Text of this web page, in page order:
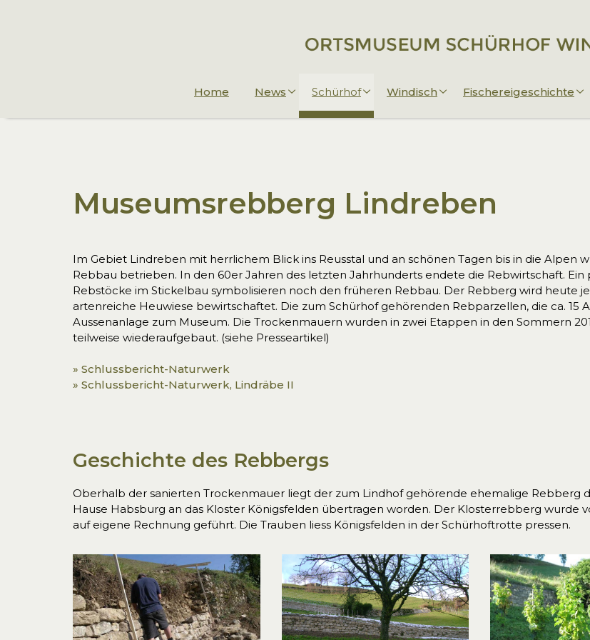
Home News Schürhof Windisch Fischereigeschichte
Museumsrebberg Lindreben
Im Gebiet Lindreben mit herrlichem Blick ins Reusstal und an schönen Tagen bis in die Alpen
Rebbau betrieben. In den 60er Jahren des letzten Jahrhunderts endete die Rebwirtschaft. Ein
Rebstöcke im Stickelbau symbolisieren noch den früheren Rebbau. Der Rebberg wird heute
artenreiche Heuwiese bewirtschaftet. Die zum Schürhof gehörenden Rebparzellen, die ca. 15
Aussenanlage zum Museum. Die Trockenmauern wurden in zwei Etappen in den Sommern
teilweise wiederaufgebaut. (siehe Presseartikel)
» Schlussbericht-Naturwerk
» Schlussbericht-Naturwerk, Lindräbe II
Geschichte des Rebbergs
Oberhalb der sanierten Trockenmauer liegt der zum Lindhof gehörende ehemalige Rebberg
Hause Habsburg an das Kloster Königsfelden übertragen worden. Der Klosterrebberg wurde
auf eigene Rechnung geführt. Die Trauben liess Königsfelden in der Schürhoftrotte pressen.